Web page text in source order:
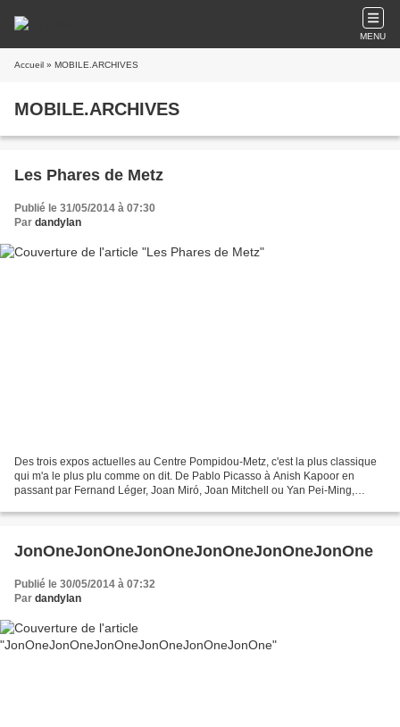
MENU
Accueil » MOBILE.ARCHIVES
MOBILE.ARCHIVES
Les Phares de Metz
Publié le 31/05/2014 à 07:30
Par dandylan
Des trois expos actuelles au Centre Pompidou-Metz, c'est la plus classique
qui m'a le plus plu comme on dit. De Pablo Picasso à Anish Kapoor en
passant par Fernand Léger, Joan Miró, Joan Mitchell ou Yan Pei-Ming,
JonOneJonOneJonOneJonOneJonOneJonOne
Publié le 30/05/2014 à 07:32
Par dandylan